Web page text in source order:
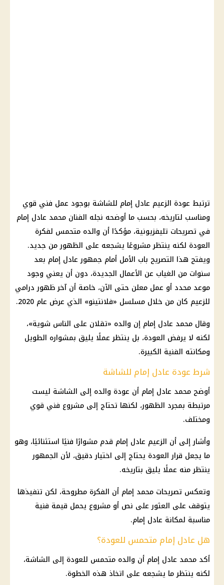
ترتبط عودة الزعيم عادل إمام للشاشة بوجود عمل فني قوي
ومناسب لتاريخه، بحسب ما أوضحه نجله الفنان محمد عادل إمام
في تصريحات تليفزيونية، مؤكدًا أن والده متحمس لفكرة
العودة لكنه ينتظر مشروعًا يشجعه على الظهور من جديد.
ويفتح هذا التصريح باب الأمل أمام جمهور عادل إمام بعد
سنوات من الغياب عن الأعمال الجديدة، دون أن يعني وجود
موعد محدد أو عمل معلن حتى الآن، خاصة أن آخر ظهور درامي
للزعيم كان من خلال مسلسل «فلانتينو» الذي عرض عام 2020.
وقال محمد عادل إمام إن والده «تقلان على الناس شوية»،
لكنه لا يرفض العودة، بل ينتظر عملًا يليق بمشواره الطويل
ومكانته الفنية الكبيرة.
شرط عودة عادل إمام للشاشة
أوضح محمد عادل إمام أن عودة والده إلى الشاشة ليست
مرتبطة بمجرد الظهور، لكنها تحتاج إلى مشروع فني قوي
ومختلف.
وأشار إلى أن الزعيم عادل إمام قدم مشوارًا فنيًا استثنائيًا، وهو
ما يجعل قرار العودة يحتاج إلى اختيار دقيق، لأن الجمهور
ينتظر منه عملًا يليق بتاريخه.
وتعكس تصريحات محمد إمام أن الفكرة مطروحة، لكن تنفيذها
يتوقف على العثور على نص أو مشروع يحمل قيمة فنية
مناسبة لمكانة عادل إمام.
هل عادل إمام متحمس للعودة؟
أكد محمد عادل إمام أن والده متحمس للعودة إلى الشاشة،
لكنه ينتظر ما يشجعه على اتخاذ هذه الخطوة.